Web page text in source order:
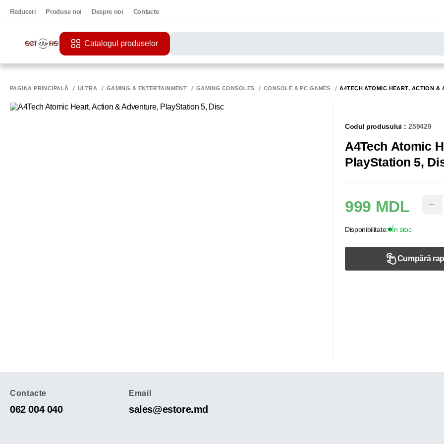
Reduceri Produse noi Despre noi Contacte
Catalogul produselor
PAGINA PRINCIPALĂ ULTRA GAMING & ENTERTAINMENT GAMING CONSOLES CONSOLE & PC GAMES A4TECH ATOMIC HEART, ACTION &
Codul produsului : 259429
A4Tech Atomic
PlayStation 5,
999 MDL −
Disponibilitate: În stoc
Cumpără
Contacte
062 004 040
Email
sales@estore.md